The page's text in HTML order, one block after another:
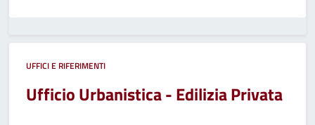
UFFICI E RIFERIMENTI
Ufficio Urbanistica - Edilizia Privata